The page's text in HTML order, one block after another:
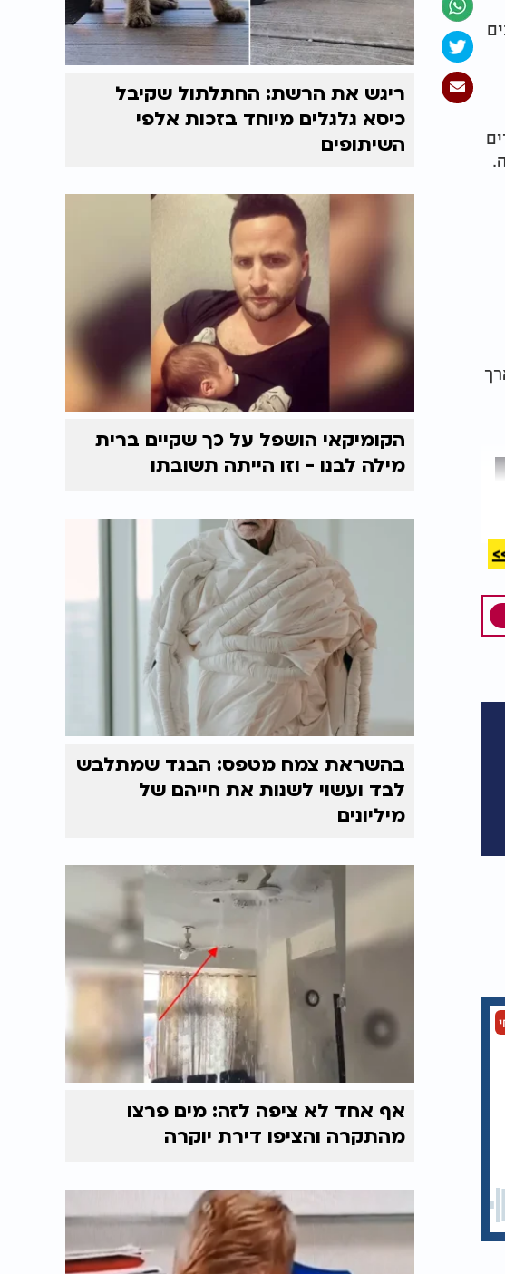
ריגש את הרשת: החתלתול שקיבל
כיסא גלגלים מיוחד בזכות אלפי
השיתופים
הקומיקאי הושפל על כך שקיים ברית
מילה לבנו - וזו הייתה תשובתו
בהשראת צמח מטפס: הבגד שמתלבש
לבד ועשוי לשנות את חייהם של
מיליונים
אף אחד לא ציפה לזה: מים פרצו
מהתקרה והציפו דירת יוקרה